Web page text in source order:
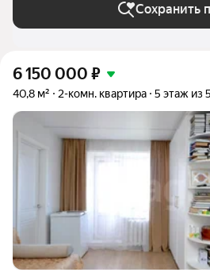
Сохранить
6 150 000 ₽
40,8 м² 2-комн. квартира 5 этаж из 5